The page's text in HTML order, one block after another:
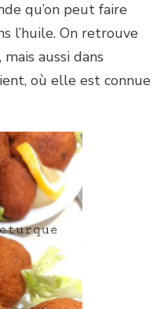
qu’on peut faire
l’huile. On retrouve
aussi dans
où elle est connue